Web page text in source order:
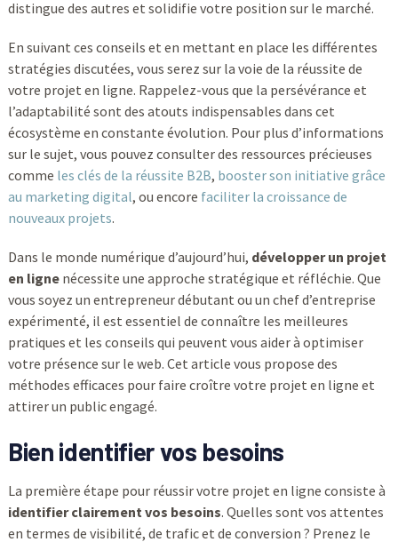
distingue des autres et solidifie votre position sur le marché.
En suivant ces conseils et en mettant en place les différentes
stratégies discutées, vous serez sur la voie de la réussite de
votre projet en ligne. Rappelez-vous que la persévérance et
l’adaptabilité sont des atouts indispensables dans cet
écosystème en constante évolution. Pour plus d’informations
sur le sujet, vous pouvez consulter des ressources précieuses
comme les clés de la réussite B2B, booster son initiative grâce
au marketing digital, ou encore faciliter la croissance de
nouveaux projets.
Dans le monde numérique d’aujourd’hui, développer un projet
en lignenécessite une approche stratégique et réfléchie. Que
vous soyez un entrepreneur débutant ou un chef d’entreprise
expérimenté, il est essentiel de connaître les meilleures
pratiques et les conseils qui peuvent vous aider à optimiser
votre présence sur le web. Cet article vous propose des
méthodes efficaces pour faire croître votre projet en ligne et
attirer un public engagé.
Bien identifier vos besoins
La première étape pour réussir votre projet en ligne consiste à
identifier clairement vos besoins. Quelles sont vos attentes
en termes de visibilité, de trafic et de conversion ? Prenez le